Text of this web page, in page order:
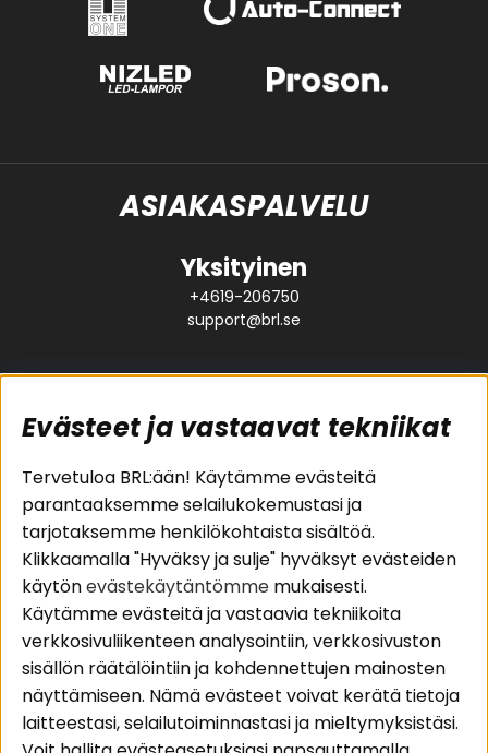
ASIAKASPALVELU
Yksityinen
+4619-206750
support@brl.se
Suositut sivut
Pakettiratkaisut
Autostereot
Kaiuttimet
Päätevahvistimet
Lisätarvikkeet
Kaapelit
Asiakaspalvelu
Evästeet
Huolto- ja
takuutiedot
Ostoehdot
Palautus
Tietosuojapolitiikka
Alueet Seuraa meitä
Evästeet ja vastaavat tekniikat
Tervetuloa BRL:ään! Käytämme evästeitä
parantaaksemme selailukokemustasi ja
tarjotaksemme henkilökohtaista sisältöä.
Klikkaamalla "Hyväksy ja sulje" hyväksyt evästeiden
käytönevästekäytäntömme mukaisesti.
Käytämme evästeitä ja vastaavia tekniikoita
verkkosivuliikenteen analysointiin, verkkosivuston
sisällön räätälöintiin ja kohdennettujen mainosten
näyttämiseen. Nämä evästeet voivat kerätä tietoja
laitteestasi, selailutoiminnastasi ja mieltymyksistäsi.